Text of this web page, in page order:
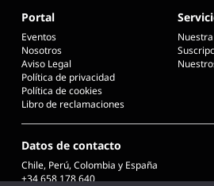
Portal
Eventos
Nosotros
Aviso Legal
Política de privacidad
Política de cookies
Libro de reclamaciones
Datos de contacto
Chile, Perú, Colombia y España
+34 658 178 640